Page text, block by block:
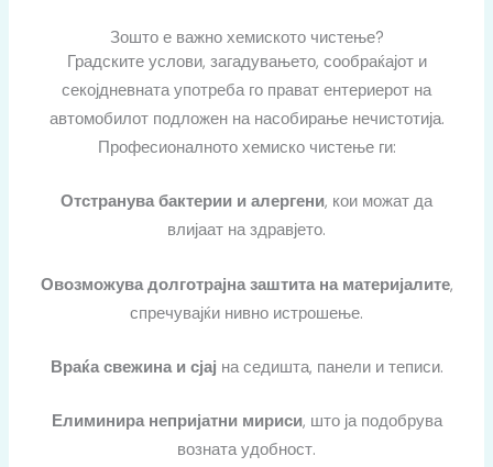
Зошто е важно хемиското чистење?
Градските услови, загадувањето, сообраќајот и
секојдневната употреба го прават ентериерот на
автомобилот подложен на насобирање нечистотија.
Професионалното хемиско чистење ги:
Отстранува бактерии и алергени, кои можат да
влијаат на здравјето.
Овозможува долготрајна заштита на материјалите,
спречувајќи нивно истрошење.
Враќа свежина и сјај на седишта, панели и теписи.
Елиминира непријатни мириси, што ја подобрува
возната удобност.